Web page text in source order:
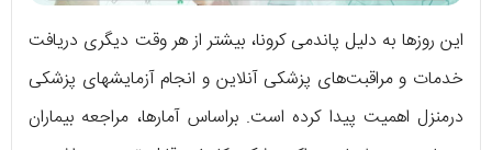
این روزها به دلیل پاندمی کرونا، بیشتر از هر وقت دیگری دریافت
خدمات و مراقبت‌های پزشکی آنلاین و انجام آزمایش‎های پزشکی
درمنزل اهمیت پیدا کرده است. براساس آمارها، مراجعه بیماران